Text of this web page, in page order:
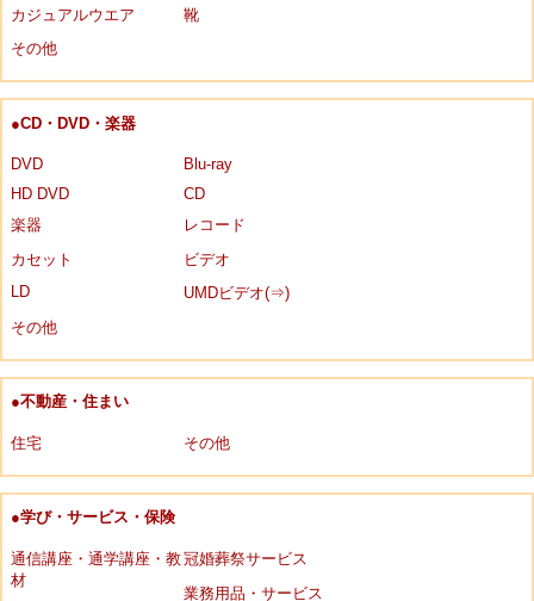
カジュアルウエア
靴
その他
●CD・DVD・楽器
DVD
Blu-ray
HD DVD
CD
楽器
レコード
カセット
ビデオ
LD
UMDビデオ(⇒)
その他
●不動産・住まい
住宅 その他
●学び・サービス・保険
通信講座・通学講座・教
材
冠婚葬祭サービス
業務用品・サービス